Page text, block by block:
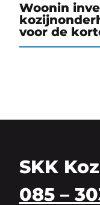
Woonin
voor de
SKK
085 –